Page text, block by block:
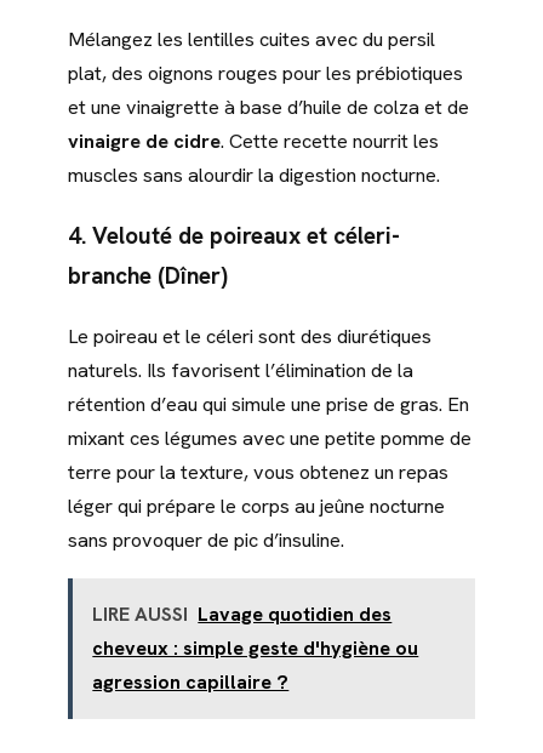
Mélangez les lentilles cuites avec du persil
plat, des oignons rouges pour les prébiotiques
et une vinaigrette à base d’huile de colza et de
vinaigre de cidre. Cette recette nourrit les
muscles sans alourdir la digestion nocturne.
4. Velouté de poireaux et céleri-
branche (Dîner)
Le poireau et le céleri sont des diurétiques
naturels. Ils favorisent l’élimination de la
rétention d’eau qui simule une prise de gras. En
mixant ces légumes avec une petite pomme de
terre pour la texture, vous obtenez un repas
léger qui prépare le corps au jeûne nocturne
sans provoquer de pic d’insuline.
LIRE AUSSI Lavage quotidien des
cheveux : simple geste d'hygiène ou
agression capillaire ?